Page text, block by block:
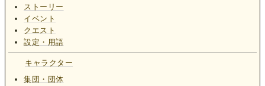
ストーリー
イベント
クエスト
設定・用語
キャラクター
集団・団体